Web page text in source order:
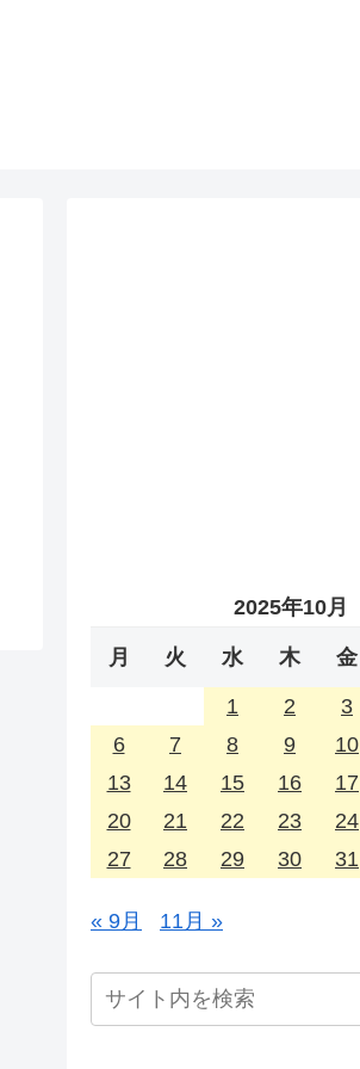
2025年10月
月 火 水 木 金
1 2 3
6
7 8 9 10
13
14 15 16 17
20
21 22 23 24
27
28 29 30 31
« 9月 11月 »